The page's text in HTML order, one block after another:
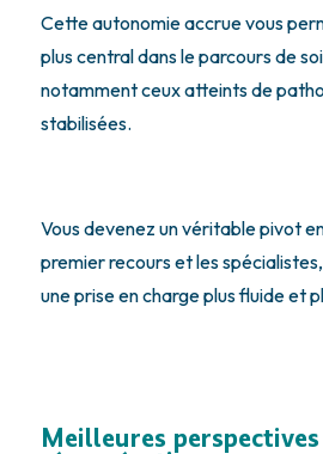
Cette autonomie accrue vous
plus central dans le parcours de
notamment ceux atteints de
stabilisées.
Vous devenez un véritable pivot
premier recours et les
une prise en charge plus fluide et
Meilleures